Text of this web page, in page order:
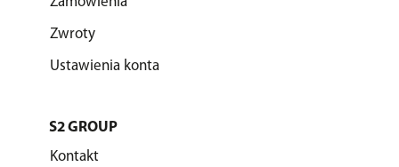
Zwroty
Ustawienia konta
S2 GROUP
Kontakt